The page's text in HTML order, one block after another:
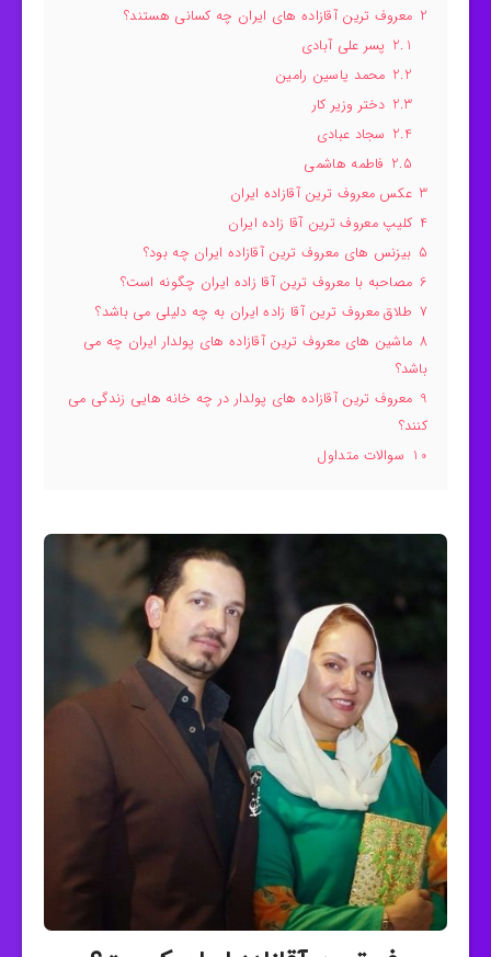
2 معروف ترین آقازاده های ایران چه کسانی هستند؟
2.1 پسر علی آبادی
2.2 محمد یاسین رامین
2.3 دختر وزیر کار
2.4 سجاد عبادی
2.5 فاطمه هاشمی
3 عکس معروف ترین آقازاده ایران
4 کلیپ معروف ترین آقا زاده ایران
5 بیزنس های معروف ترین آقازاده ایران چه بود؟
6 مصاحبه با معروف ترین آقا زاده ایران چگونه است؟
7 طلاق معروف ترین آقا زاده ایران به چه دلیلی می باشد؟
8 ماشین های معروف ترین آقازاده های پولدار ایران چه می
باشد؟
9 معروف ترین آقازاده های پولدار در چه خانه هایی زندگی می
کنند؟
10 سوالات متداول